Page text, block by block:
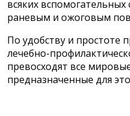
всяких
раневым и ожоговым
По удобству и простоте
лечебно-
превосходят все
предназначенные для